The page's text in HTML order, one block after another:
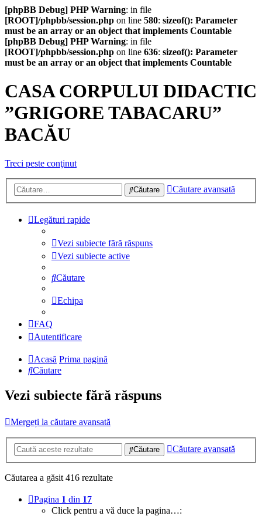
[phpBB Debug] PHP Warning: in file
[ROOT]/phpbb/session.php on line 580: sizeof(): Parameter
must be an array or an object that implements Countable
[phpBB Debug] PHP Warning: in file
[ROOT]/phpbb/session.php on line 636: sizeof(): Parameter
must be an array or an object that implements Countable
CASA CORPULUI DIDACTIC
”GRIGORE TABACARU”
BACĂU
Treci peste conţinut
Căutare Căutare avansată
Legături rapide
Vezi subiecte fără răspuns
Vezi subiecte active
Căutare
Echipa
FAQ
Autentificare
Acasă Prima pagină
Căutare
Vezi subiecte fără răspuns
Mergeți la căutare avansată
Căutare Căutare avansată
Căutarea a găsit 416 rezultate
Pagina 1 din 17
Click pentru a vă duce la pagina…: